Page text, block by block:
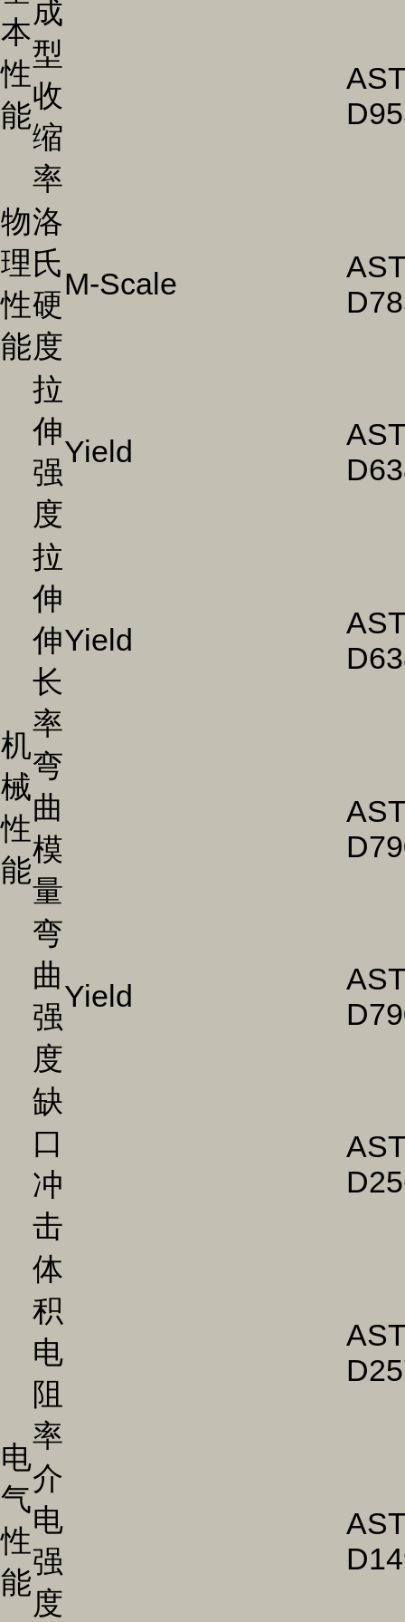
本
性
能
成
型
收
缩
率
物
理
性
能
洛
氏
硬
度
M-Scale
机
械
性
能
拉
伸
强
度
Yield
拉
伸
伸
长
率
Yield
弯
曲
模
量
弯
曲
强
度
Yield
缺
口
冲
击
电
气
性
能
体
积
电
阻
率
介
电
强
度